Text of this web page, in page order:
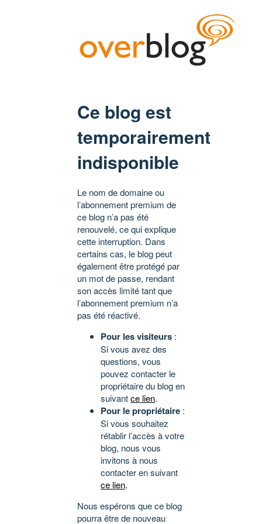
Ce blog est
temporairement
indisponible
Le nom de domaine ou
l’abonnement premium de
ce blog n’a pas été
renouvelé, ce qui explique
cette interruption. Dans
certains cas, le blog peut
également être protégé par
un mot de passe, rendant
son accès limité tant que
l’abonnement premium n’a
pas été réactivé.
Pour les visiteurs :
Si vous avez des
questions, vous
pouvez contacter le
propriétaire du blog en
suivantce lien.
Pour le propriétaire :
Si vous souhaitez
rétablir l’accès à votre
blog, nous vous
invitons à nous
contacter en suivant
ce lien.
Nous espérons que ce blog
pourra être de nouveau